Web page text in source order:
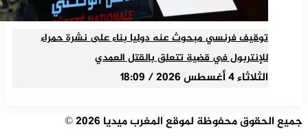
توقيف فرنسي مبحوث عنه دوليا بناء على نشرة حمراء
للإنتربول في قضية تتعلق بالقتل العمدي
الثلاثاء 4 أغسطس 2026 / 18:09
جميع الحقوق محفوظة لموقع المغرب ميديا 2026 ©